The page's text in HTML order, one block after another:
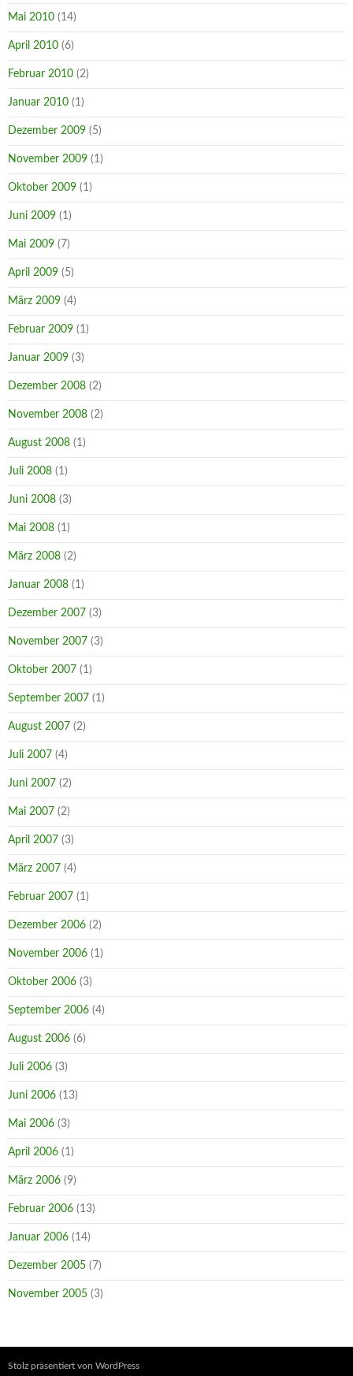
Mai 2010 (14)
April 2010 (6)
Februar 2010 (2)
Januar 2010 (1)
Dezember 2009 (5)
November 2009 (1)
Oktober 2009 (1)
Juni 2009 (1)
Mai 2009 (7)
April 2009 (5)
März 2009 (4)
Februar 2009 (1)
Januar 2009 (3)
Dezember 2008 (2)
November 2008 (2)
August 2008 (1)
Juli 2008 (1)
Juni 2008 (3)
Mai 2008 (1)
März 2008 (2)
Januar 2008 (1)
Dezember 2007 (3)
November 2007 (3)
Oktober 2007 (1)
September 2007 (1)
August 2007 (2)
Juli 2007 (4)
Juni 2007 (2)
Mai 2007 (2)
April 2007 (3)
März 2007 (4)
Februar 2007 (1)
Dezember 2006 (2)
November 2006 (1)
Oktober 2006 (3)
September 2006 (4)
August 2006 (6)
Juli 2006 (3)
Juni 2006 (13)
Mai 2006 (3)
April 2006 (1)
März 2006 (9)
Februar 2006 (13)
Januar 2006 (14)
Dezember 2005 (7)
November 2005 (3)
Stolz präsentiert von WordPress